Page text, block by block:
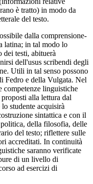
è tratto) in modo da
del testo.
dalla comprensione-
latina; in tal modo lo
dei testi, abituerà
dell'usus scribendi degli
Utili in tal senso possono
Fedro e della Vulgata. Nel
competenze linguistiche
alla lettura dal
studente acquisirà
sintattica e con il
della filosofia, delle
del testo; riflettere sulle
accreditati. In continuità
saranno verificate
di un livello di
ad esercizi di